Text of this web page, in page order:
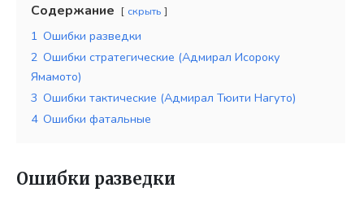
Содержание скрыть
1 Ошибки разведки
2 Ошибки стратегические (Адмирал Исороку
Ямамото)
3 Ошибки тактические (Адмирал Тюити Нагуто)
4 Ошибки фатальные
Ошибки разведки